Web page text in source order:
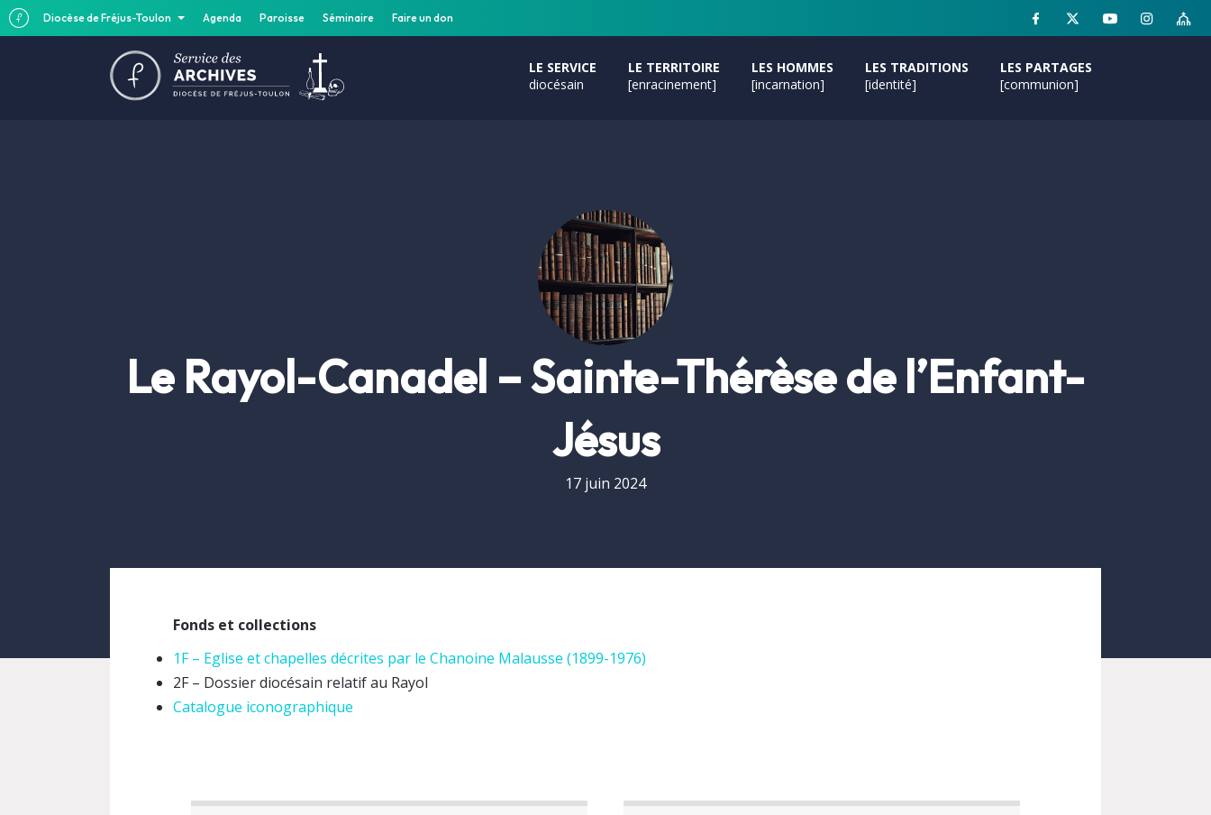
Diocèse de Fréjus-Toulon Agenda Paroisse Séminaire Faire un don
LE SERVICE
diocésain
LE TERRITOIRE
[enracinement]
LES HOMMES
[incarnation]
LES TRADITIONS
[identité]
LES PARTAGES
[communion]
Le Rayol-Canadel – Sainte-Thérèse de l’Enfant-
Jésus
17 juin 2024
Fonds et collections
1F – Eglise et chapelles décrites par le Chanoine Malausse (1899-1976)
2F – Dossier diocésain relatif au Rayol
Catalogue iconographique